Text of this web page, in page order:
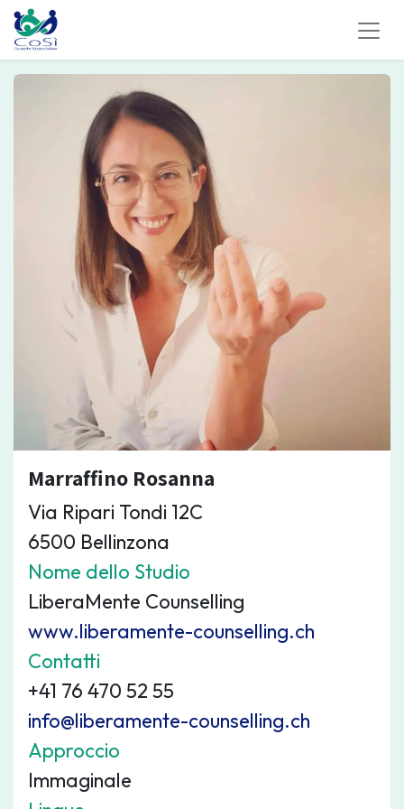
Marraffino Rosanna
Via Ripari Tondi 12C
6500 Bellinzona
Nome dello Studio
LiberaMente Counselling
www.liberamente-counselling.ch
Contatti
+41 76 470 52 55
info@liberamente-counselling.ch
Approccio
Immaginale